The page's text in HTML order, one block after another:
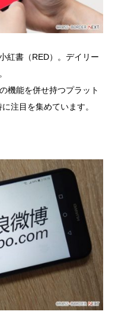
紅書（RED）。デイリー
機能を併せ持つプラット
注目を集めています。